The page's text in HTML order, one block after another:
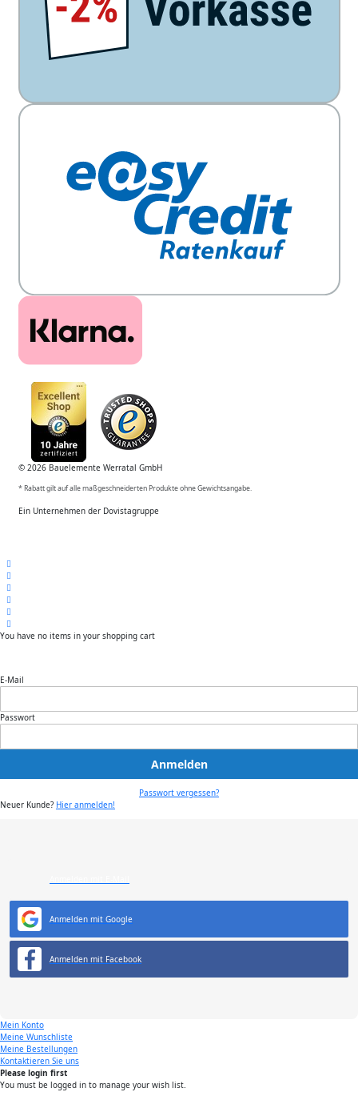
© 2026 Bauelemente Werratal GmbH
* Rabatt gilt auf alle maßgeschneiderten Produkte ohne Gewichtsangabe.
Ein Unternehmen der Dovistagruppe
You have no items in your shopping cart
E-Mail
Passwort
Anmelden
Passwort vergessen?
Neuer Kunde? Hier anmelden!
Anmelden mit Google
Anmelden mit Facebook
Mein Konto
Meine Wunschliste
Meine Bestellungen
Kontaktieren Sie uns
Please login first
You must be logged in to manage your wish list.